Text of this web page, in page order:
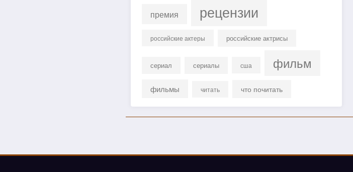
премия рецензии
российские актеры российские актрисы
сериал сериалы сша фильм
фильмы читать что почитать